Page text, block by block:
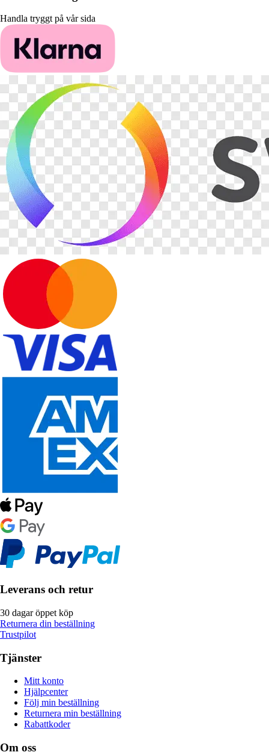
Handla tryggt på vår sida
Leverans och retur
30 dagar öppet köp
Returnera din beställning
Trustpilot
Tjänster
Mitt konto
Hjälpcenter
Följ min beställning
Returnera min beställning
Rabattkoder
Om oss